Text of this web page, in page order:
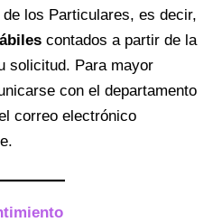
los Particulares, es decir,
contados a partir de la
solicitud. Para mayor
con el departamento
correo electrónico